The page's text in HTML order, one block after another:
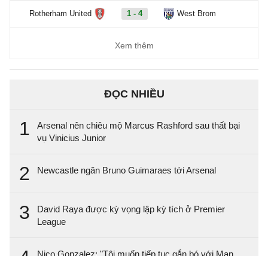
Rotherham United 1 - 4 West Brom
Xem thêm
ĐỌC NHIỀU
1
Arsenal nên chiêu mộ Marcus Rashford sau thất bại
vụ Vinicius Junior
2 Newcastle ngăn Bruno Guimaraes tới Arsenal
3
David Raya được kỳ vọng lập kỳ tích ở Premier
League
Nico Gonzalez: "Tôi muốn tiếp tục gắn bó với Man